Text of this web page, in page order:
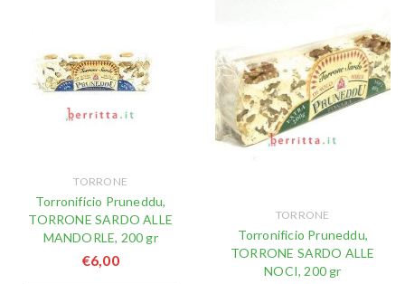
TORRONE
Torronificio Pruneddu,
TORRONE SARDO ALLE
MANDORLE, 200 gr
€6,00
TORRONE
Torronificio Pruneddu,
TORRONE SARDO ALLE
NOCI, 200 gr